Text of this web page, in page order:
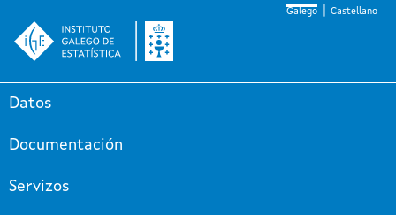
Galego Castellano
Datos
Documentación
Servizos